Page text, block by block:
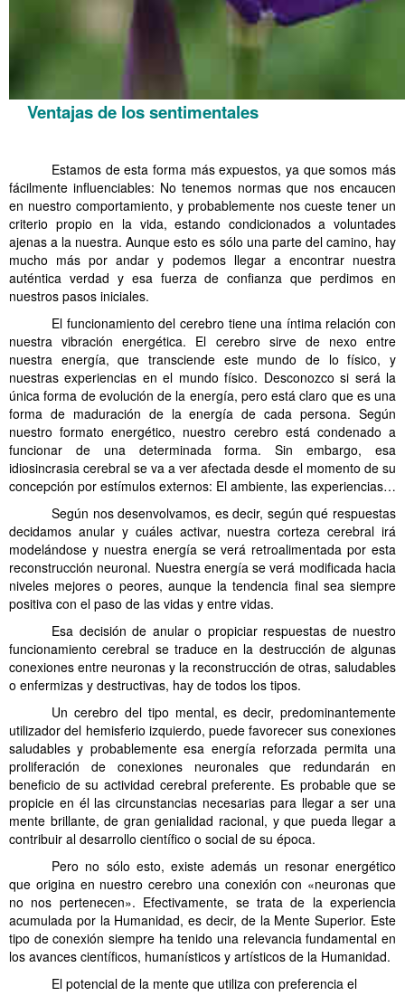
Ventajas de los sentimentales
Estamos de esta forma más expuestos, ya que somos más
fácilmente influenciables: No tenemos normas que nos encaucen
en nuestro comportamiento, y probablemente nos cueste tener un
criterio propio en la vida, estando condicionados a voluntades
ajenas a la nuestra. Aunque esto es sólo una parte del camino, hay
mucho más por andar y podemos llegar a encontrar nuestra
auténtica verdad y esa fuerza de confianza que perdimos en
nuestros pasos iniciales.
El funcionamiento del cerebro tiene una íntima relación con
nuestra vibración energética. El cerebro sirve de nexo entre
nuestra energía, que transciende este mundo de lo físico, y
nuestras experiencias en el mundo físico. Desconozco si será la
única forma de evolución de la energía, pero está claro que es una
forma de maduración de la energía de cada persona. Según
nuestro formato energético, nuestro cerebro está condenado a
funcionar de una determinada forma. Sin embargo, esa
idiosincrasia cerebral se va a ver afectada desde el momento de su
concepción por estímulos externos: El ambiente, las experiencias…
Según nos desenvolvamos, es decir, según qué respuestas
decidamos anular y cuáles activar, nuestra corteza cerebral irá
modelándose y nuestra energía se verá retroalimentada por esta
reconstrucción neuronal. Nuestra energía se verá modificada hacia
niveles mejores o peores, aunque la tendencia final sea siempre
positiva con el paso de las vidas y entre vidas.
Esa decisión de anular o propiciar respuestas de nuestro
funcionamiento cerebral se traduce en la destrucción de algunas
conexiones entre neuronas y la reconstrucción de otras, saludables
o enfermizas y destructivas, hay de todos los tipos.
Un cerebro del tipo mental, es decir, predominantemente
utilizador del hemisferio izquierdo, puede favorecer sus conexiones
saludables y probablemente esa energía reforzada permita una
proliferación de conexiones neuronales que redundarán en
beneficio de su actividad cerebral preferente. Es probable que se
propicie en él las circunstancias necesarias para llegar a ser una
mente brillante, de gran genialidad racional, y que pueda llegar a
contribuir al desarrollo científico o social de su época.
Pero no sólo esto, existe además un resonar energético
que origina en nuestro cerebro una conexión con «neuronas que
no nos pertenecen». Efectivamente, se trata de la experiencia
acumulada por la Humanidad, es decir, de la Mente Superior. Este
tipo de conexión siempre ha tenido una relevancia fundamental en
los avances científicos, humanísticos y artísticos de la Humanidad.
El potencial de la mente que utiliza con preferencia el